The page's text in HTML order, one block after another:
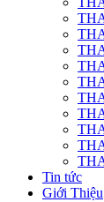
Tin tức
Giới Thiệu